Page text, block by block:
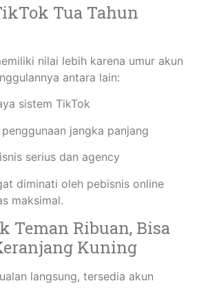
Tua Tahun
nilai lebih karena umur akun
antara lain:
sistem TikTok
jangka panjang
serius dan agency
diminati oleh pebisnis online
maksimal.
Teman Ribuan, Bisa
Kuning
langsung, tersedia akun